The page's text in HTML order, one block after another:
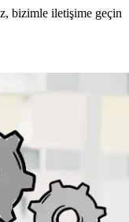
bizimle iletişime geçin